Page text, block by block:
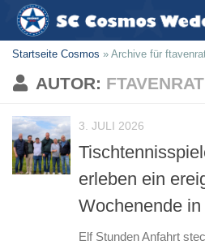
Zum Inhalt springen
Startseite Cosmos » Archive für
AUTOR:
3. JULI 2026
erleben ein
Wochenende
Elf Stunden Anfahrt